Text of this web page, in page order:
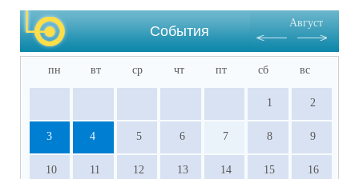
События
Август
пн вт ср чт пт сб вс
1 2
3 4 5 6 7 8 9
10 11 12 13 14 15 16